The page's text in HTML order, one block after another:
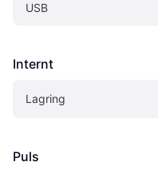
USB
Internt
Lagring
Puls